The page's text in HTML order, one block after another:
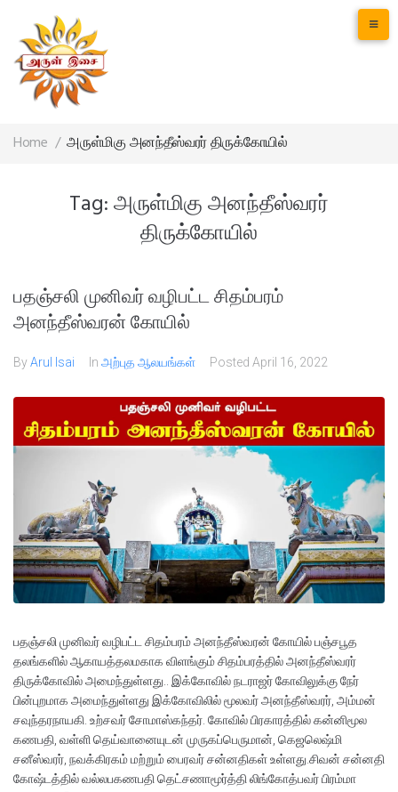
Home / அருள்மிகு அனந்தீஸ்வரர் திருக்கோயில்
Tag:அருள்மிகு அனந்தீஸ்வரர்
திருக்கோயில்
பதஞ்சலி முனிவர் வழிபட்ட சிதம்பரம்
அனந்தீஸ்வரன் கோயில்
ByArul Isai In அற்புத ஆலயங்கள் Posted April 16, 2022
பதஞ்சலி முனிவர் வழிபட்ட சிதம்பரம் அனந்தீஸ்வரன் கோயில் பஞ்சபூத
தலங்களில் ஆகாயத்தலமகாக விளங்கும் சிதம்பரத்தில் அனந்தீஸ்வரர்
திருக்கோவில் அமைந்துள்ளது.. இக்கோவில் நடராஜர் கோவிலுக்கு நேர்
பின்புறமாக அமைந்துள்ளது இக்கோவிலில் மூலவர் அனந்தீஸ்வரர், அம்மன்
சவுந்தரநாயகி. உற்சவர் சோமாஸ்கந்தர். கோவில் பிரகாரத்தில் கன்னிமூல
கணபதி, வள்ளி தெய்வானையுடன் முருகப்பெருமான், கெஜலெஷ்மி
சனீஸ்வரர், நவக்கிரகம் மற்றும் பைரவர் சன்னதிகள் உள்ளது.சிவன் சன்னதி
கோஷ்டத்தில் வல்லபகணபதி தெட்சணாமூர்த்தி லிங்கோத்பவர் பிரம்மா